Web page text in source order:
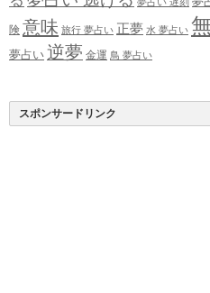
険 意味 旅行 夢占い 正夢 水 夢占い
夢占い 逆夢 金運 鳥 夢占い
スポンサードリンク